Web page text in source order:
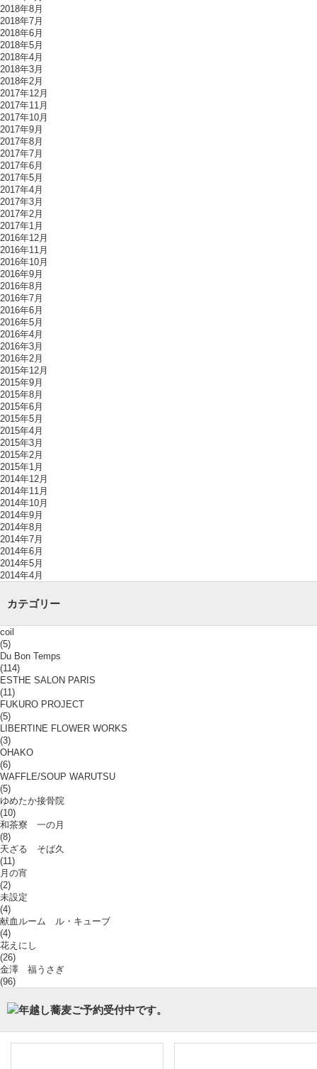
2018年8月
2018年7月
2018年6月
2018年5月
2018年4月
2018年3月
2018年2月
2017年12月
2017年11月
2017年10月
2017年9月
2017年8月
2017年7月
2017年6月
2017年5月
2017年4月
2017年3月
2017年2月
2017年1月
2016年12月
2016年11月
2016年10月
2016年9月
2016年8月
2016年7月
2016年6月
2016年5月
2016年4月
2016年3月
2016年2月
2015年12月
2015年9月
2015年8月
2015年6月
2015年5月
2015年4月
2015年3月
2015年2月
2015年1月
2014年12月
2014年11月
2014年10月
2014年9月
2014年8月
2014年7月
2014年6月
2014年5月
2014年4月
カテゴリー
coil
(5)
Du Bon Temps
(114)
ESTHE SALON PARIS
(11)
FUKURO PROJECT
(5)
LIBERTINE FLOWER WORKS
(3)
OHAKO
(6)
WAFFLE/SOUP WARUTSU
(5)
ゆめたか接骨院
(10)
和茶寮 一の月
(8)
天ざる そば久
(11)
月の宵
(2)
未設定
(4)
献血ルーム ル・キューブ
(4)
花えにし
(26)
金澤 福うさぎ
(96)